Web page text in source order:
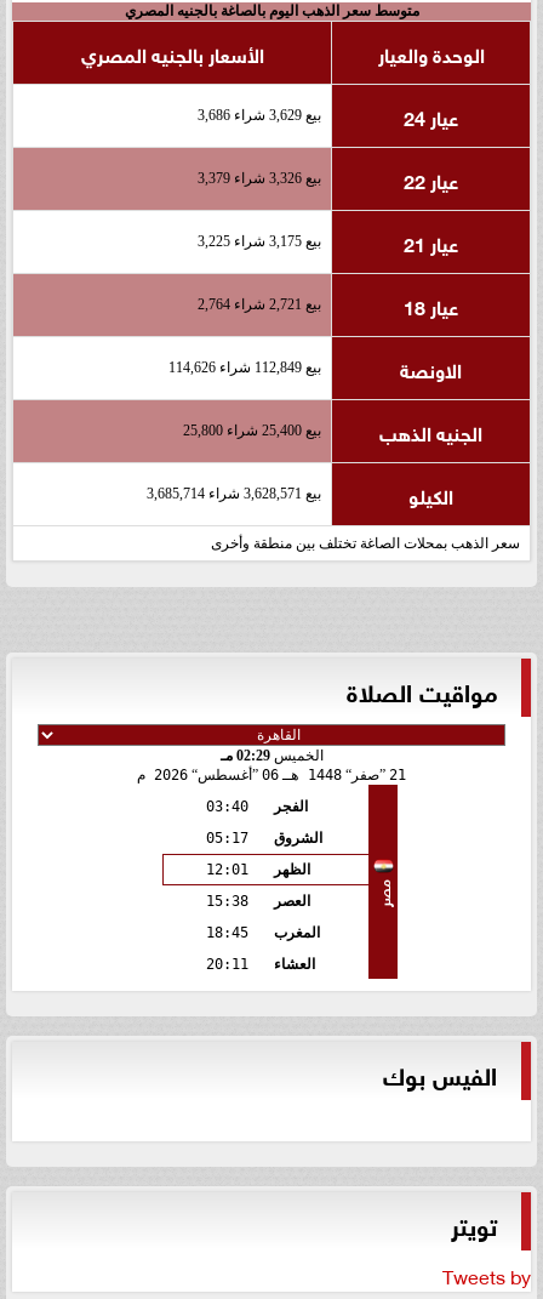
متوسط سعر الذهب اليوم بالصاغة بالجنيه المصري
الوحدة والعيار
الأسعار بالجنيه المصري
عيار 24
بيع 3,629 شراء 3,686
عيار 22 بيع 3,326 شراء 3,379
عيار 21 بيع 3,175 شراء 3,225
عيار 18 بيع 2,721 شراء 2,764
الاونصة بيع 112,849 شراء 114,626
الجنيه الذهب بيع 25,400 شراء 25,800
الكيلو بيع 3,628,571 شراء 3,685,714
سعر الذهب بمحلات الصاغة تختلف بين منطقة وأخرى
مواقيت الصلاة
الخميس02:29 مـ
21 صفر 1448 هـ 06 أغسطس 2026 م
مصر
الفجر
03:40
الشروق
05:17
الظهر
12:01
العصر
15:38
المغرب
18:45
العشاء
20:11
الفيس بوك
تويتر
Tweets by